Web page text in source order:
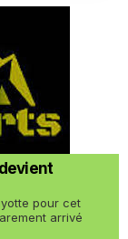
pour cet
arrivé